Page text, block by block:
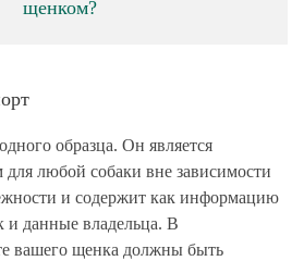
щенком?
образца. Он является
любой собаки вне зависимости
и содержит как информацию
и данные владельца. В
вашего щенка должны быть